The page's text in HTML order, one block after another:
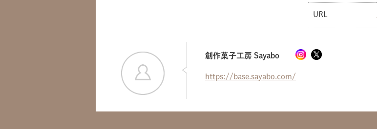
URL
創作菓子工房 Sayabo
https://base.sayabo.com/